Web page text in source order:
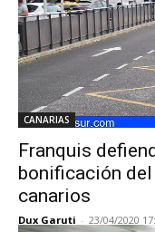
CANARIAS
Franquis
bonificación
canarios
Dux Garuti - 23/04/2020